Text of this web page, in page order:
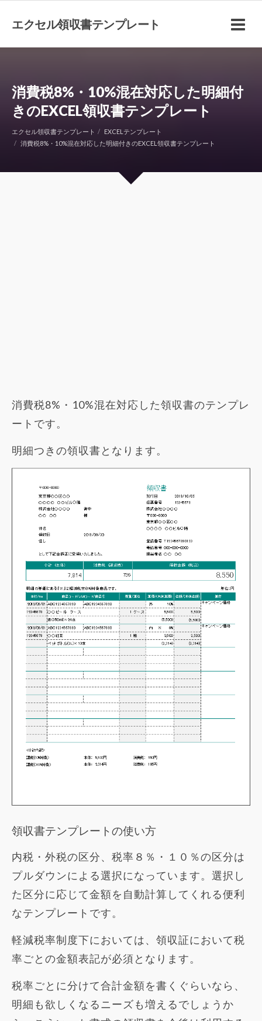
エクセル領収書テンプレート
消費税8%・10%混在対応した明細付
きのEXCEL領収書テンプレート
エクセル領収書テンプレート
EXCELテンプレート
消費税8%・10%混在対応した明細付きのEXCEL領収書テンプレート
消費税8%・10%混在対応した領収書のテンプレ
ートです。
明細つきの領収書となります。
領収書テンプレートの使い方
内税・外税の区分、税率８％・１０％の区分は
プルダウンによる選択になっています。選択し
た区分に応じて金額を自動計算してくれる便利
なテンプレートです。
軽減税率制度下においては、領収証において税
率ごとの金額表記が必須となります。
税率ごとに分けて合計金額を書くぐらいなら、
明細も欲しくなるニーズも増えるでしょうか